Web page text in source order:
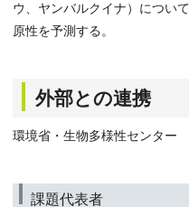
ウ、ヤンバルクイナ）につい
原性を予測する。
外部との連携
環境省・生物多様性センター
課題代表者